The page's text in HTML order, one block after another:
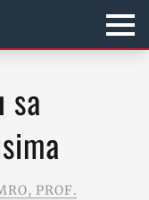
PROF.